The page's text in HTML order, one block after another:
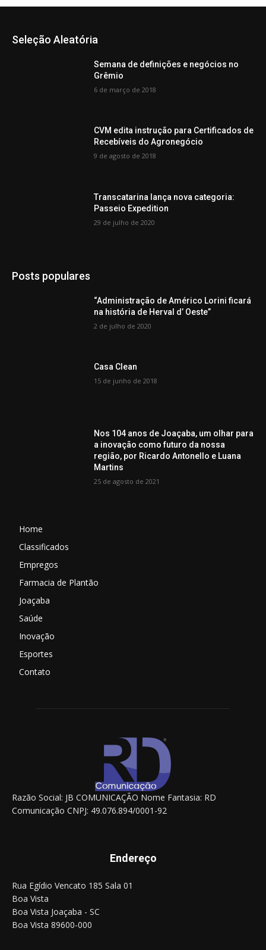
Seleção Aleatória
Semana de definições e negócios no
Grêmio
6 de março de 2018
CVM edita instrução para Certificados de
Recebíveis do Agronegócio
9 de agosto de 2018
Transcatarina lança nova categoria:
Passeio Expedition
29 de julho de 2020
Posts populares
“Administração de Américo Lorini ficará
na história de Herval d’ Oeste”
2 de julho de 2020
Casa Clean
15 de junho de 2018
Nos 104 anos de Joaçaba, um olhar para
a inovação como futuro da nossa
região, por Ricardo Antonello e Luana
Martins
25 de agosto de 2021
Home
Classificados
Empregos
Farmacia de Plantão
Joaçaba
Saúde
Inovação
Esportes
Contato
Razão Social: JB COMUNICAÇÃO Nome Fantasia: RD
Comunicação CNPJ: 49.076.894/0001-92
Endereço
Rua Egídio Vencato 185 Sala 01
Boa Vista
Boa Vista Joaçaba - SC
Boa Vista 89600-000